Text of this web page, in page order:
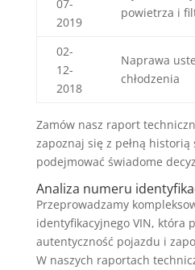
07-
2019
powietrza i
02-
12-
2018
Naprawa
chłodzenia
Zamów nasz raport
zapoznaj się z pełną historią
podejmować świadome
Analiza numeru
Przeprowadzamy
identyfikacyjnego VIN, która
autentyczność pojazdu i
W naszych raportach